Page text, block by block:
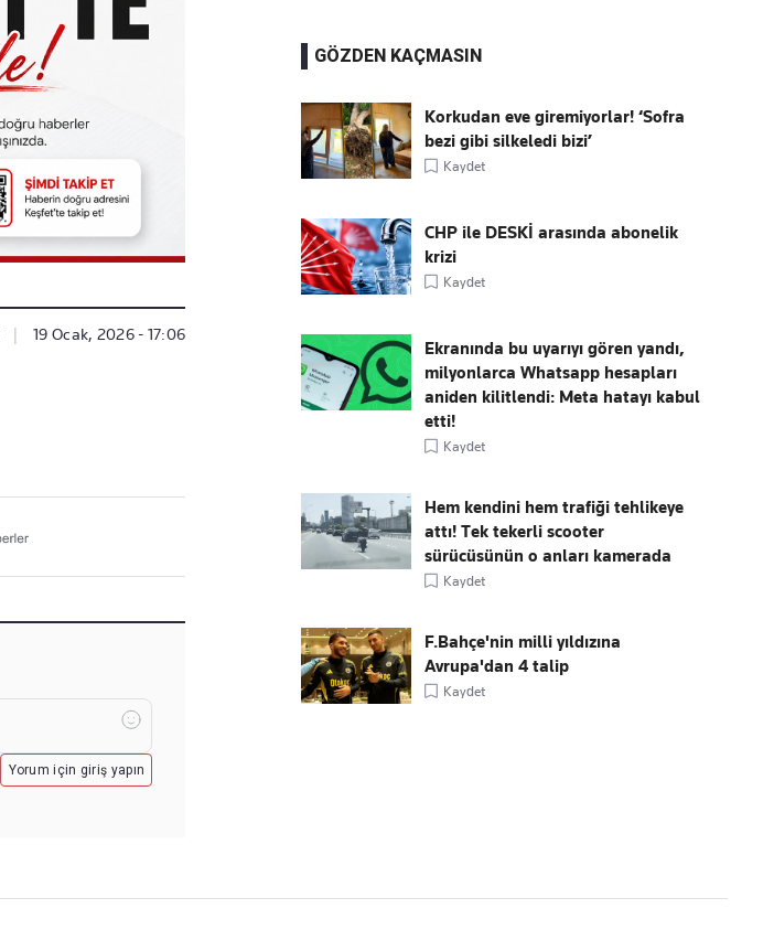
19 Ocak, 2026 - 17:06
Yorum için giriş yapın
GÖZDEN KAÇMASIN
Korkudan eve giremiyorlar! ‘Sofra
bezi gibi silkeledi bizi’
Kaydet
CHP ile DESKİ arasında abonelik
krizi
Kaydet
Ekranında bu uyarıyı gören yandı,
milyonlarca Whatsapp hesapları
aniden kilitlendi: Meta hatayı kabul
etti!
Kaydet
Hem kendini hem trafiği tehlikeye
attı! Tek tekerli scooter
sürücüsünün o anları kamerada
Kaydet
F.Bahçe'nin milli yıldızına
Avrupa'dan 4 talip
Kaydet